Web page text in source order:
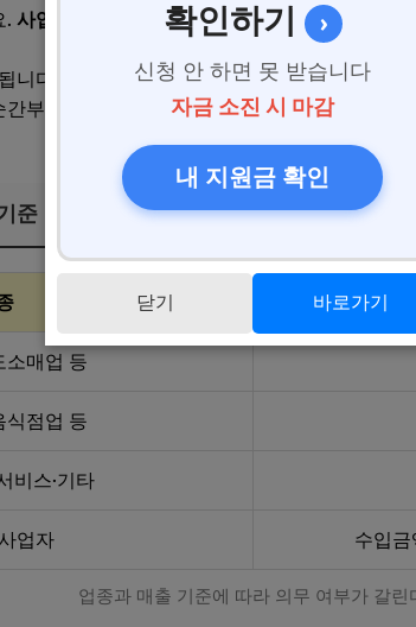
. 사업용 계좌 홈택스 등록 의무는 모든 개인사
니다. 복식부기 의무자란 업종별로 일정 수입금
부터 더 꼼꼼한 장부 작성이 의무화되는 제도
준
소매업 등
식점업 등
비스·기타
업자 수입금
업종과 매출 기준에 따라 의무 여부가 갈린
확인하기
›
신청 안 하면 못 받습니다
자금 소진 시 마감
내 지원금 확인
닫기 바로가기